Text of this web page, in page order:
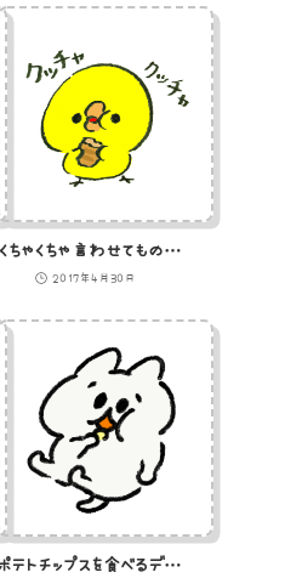
くちゃくちゃ言わせてものを食うクチャラーのひよこ
2017年4月30日
ポテトチップスを食べるデブ猫のイラスト